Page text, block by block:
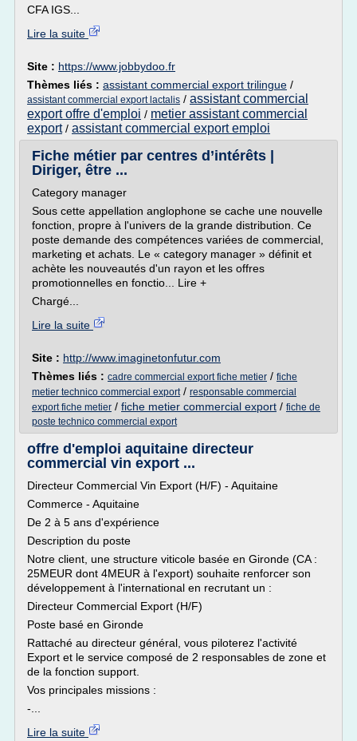
CFA IGS...
Lire la suite
Site : https://www.jobbydoo.fr
Thèmes liés : assistant commercial export trilingue /
assistant commercial export lactalis / assistant commercial
export offre d'emploi / metier assistant commercial
export/ assistant commercial export emploi
Fiche métier par centres d’intérêts |
Diriger, être ...
Category manager
Sous cette appellation anglophone se cache une nouvelle
fonction, propre à l'univers de la grande distribution. Ce
poste demande des compétences variées de commercial,
marketing et achats. Le « category manager » définit et
achète les nouveautés d'un rayon et les offres
promotionnelles en fonctio... Lire +
Chargé...
Lire la suite
Site : http://www.imaginetonfutur.com
Thèmes liés : cadre commercial export fiche metier / fiche
metier technico commercial export/ responsable commercial
export fiche metier / fiche metier commercial export / fiche de
poste technico commercial export
offre d'emploi aquitaine directeur
commercial vin export ...
Directeur Commercial Vin Export (H/F) - Aquitaine
Commerce - Aquitaine
De 2 à 5 ans d'expérience
Description du poste
Notre client, une structure viticole basée en Gironde (CA :
25MEUR dont 4MEUR à l'export) souhaite renforcer son
développement à l'international en recrutant un :
Directeur Commercial Export (H/F)
Poste basé en Gironde
Rattaché au directeur général, vous piloterez l'activité
Export et le service composé de 2 responsables de zone et
de la fonction support.
Vos principales missions :
-...
Lire la suite